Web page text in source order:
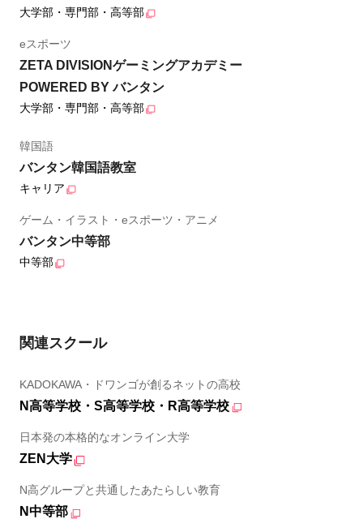
大学部・専門部・高等部
eスポーツ
ZETA DIVISIONゲーミングアカデミー
POWERED BY バンタン
大学部・専門部・高等部
韓国語
バンタン韓国語教室
キャリア
ゲーム・イラスト・eスポーツ・アニメ
バンタン中等部
中等部
関連スクール
KADOKAWA・ドワンゴが創るネットの高校
N高等学校・S高等学校・R高等学校
日本発の本格的なオンライン大学
ZEN大学
N高グループと共通したあたらしい教育
N中等部